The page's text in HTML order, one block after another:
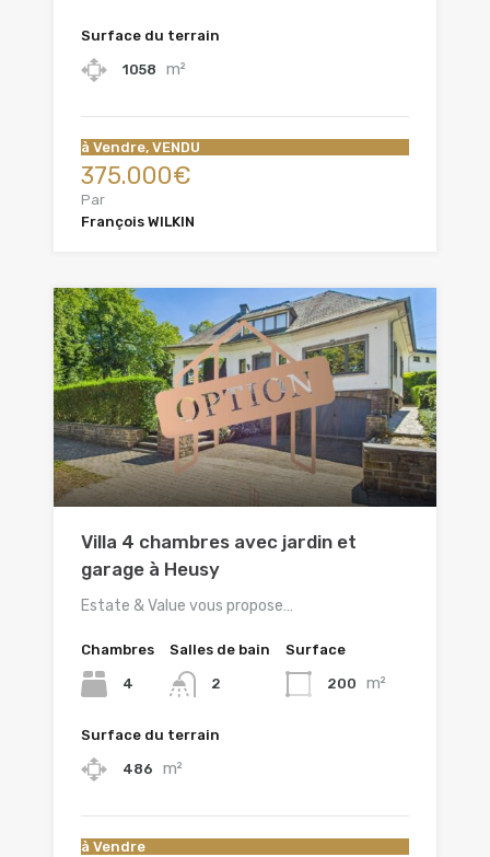
Surface du terrain
1058 m²
à Vendre, VENDU
375.000€
Par
François WILKIN
Villa 4 chambres avec jardin et
garage à Heusy
Estate & Value vous propose…
Chambres
4
Salles de bain
2
Surface
200 m²
Surface du terrain
486 m²
à Vendre